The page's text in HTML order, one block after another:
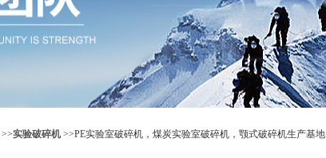
>>实验破碎机>>PE实验室破碎机，煤炭实验室破碎机，颚式破碎机生产基地